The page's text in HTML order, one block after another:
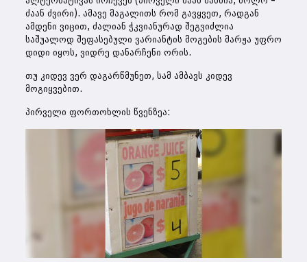
ძაან ძვირი). ამავე მაგალითს რომ გავყვეთ, რადგან
ამდენი ვიცით, ძალიან ჭკვიანურად შეგვიძლია
საშუალოდ შეფასებული ვარიანტის მოგების მარჟა უფრო
დიდი იყოს, ვიდრე დანარჩენი ორის.
თუ კიდევ ვერ დაგარწმუნეთ, სამ ამბავს კიდევ
მოგიყვებით.
პირველი ფორთოხლის წვენზეა: